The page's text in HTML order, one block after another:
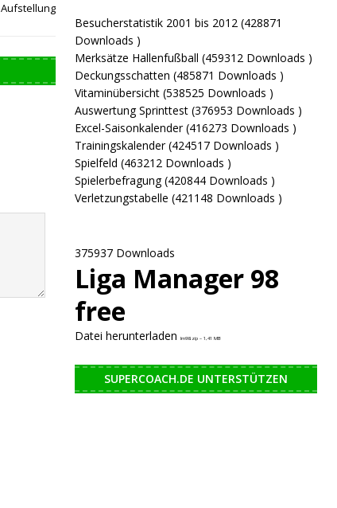
Aufstellung
Besucherstatistik 2001 bis 2012 (428871
Downloads )
Merksätze Hallenfußball (459312 Downloads )
Deckungsschatten (485871 Downloads )
Vitaminübersicht (538525 Downloads )
Auswertung Sprinttest (376953 Downloads )
Excel-Saisonkalender (416273 Downloads )
Trainingskalender (424517 Downloads )
Spielfeld (463212 Downloads )
Spielerbefragung (420844 Downloads )
Verletzungstabelle (421148 Downloads )
375937 Downloads
Liga Manager 98
free
Datei herunterladen lm98.zip – 1,41 MB
SUPERCOACH.DE UNTERSTÜTZEN